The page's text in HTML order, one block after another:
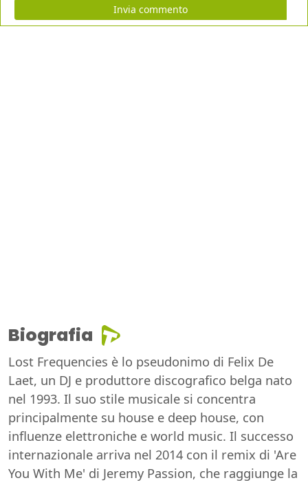
Invia commento
Biografia
Lost Frequencies è lo pseudonimo di Felix De
Laet, un DJ e produttore discografico belga nato
nel 1993. Il suo stile musicale si concentra
principalmente su house e deep house, con
influenze elettroniche e world music. Il successo
internazionale arriva nel 2014 con il remix di 'Are
You With Me' di Jeremy Passion, che raggiunge la